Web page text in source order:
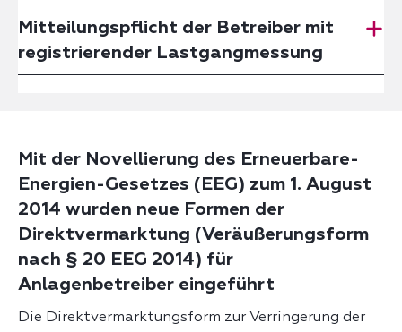
Mitteilungspflicht der Betreiber mit
registrierender Lastgangmessung
Mit der Novellierung des Erneuerbare-
Energien-Gesetzes (EEG) zum 1. August
2014 wurden neue Formen der
Direktvermarktung (Veräußerungsform
nach § 20 EEG 2014) für
Anlagenbetreiber eingeführt
Die Direktvermarktungsform zur Verringerung der